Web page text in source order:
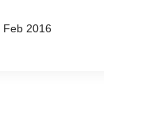
Feb 2016